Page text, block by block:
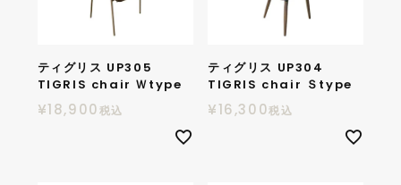
ティグリス UP305
TIGRIS chair Ｗtype
¥18,900税込
ティグリス UP304
TIGRIS chair Ｓtype
¥16,300税込